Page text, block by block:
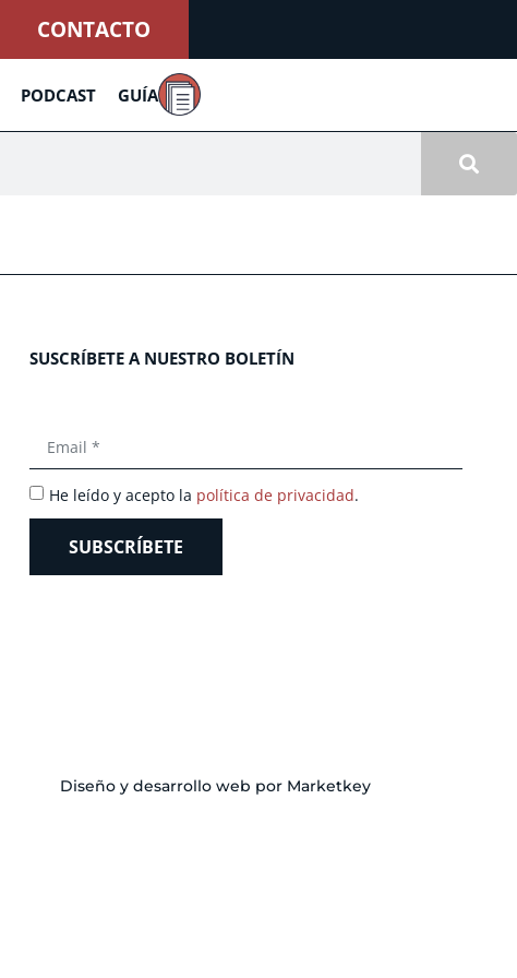
CONTACTO
PODCAST GUÍA
SUSCRÍBETE A NUESTRO BOLETÍN
He leído y acepto la política de privacidad.
SUBSCRÍBETE
Diseño y desarrollo web por Marketkey